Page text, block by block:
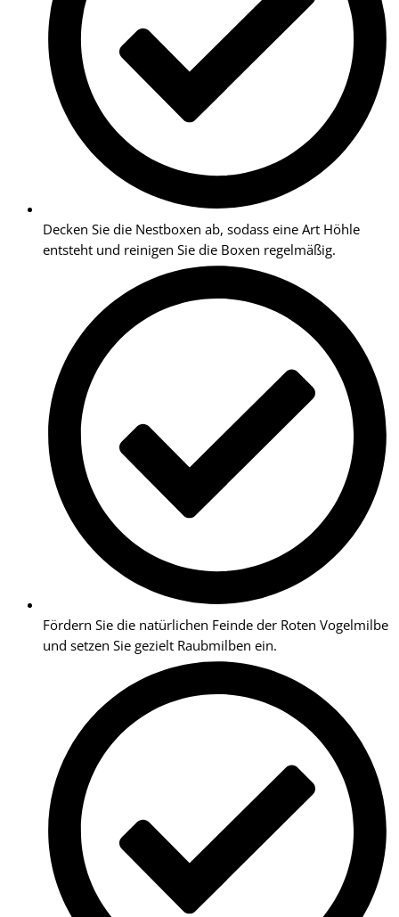
Decken Sie die Nestboxen ab, sodass eine Art Höhle
entsteht und reinigen Sie die Boxen regelmäßig.
Fördern Sie die natürlichen Feinde der Roten Vogelmilbe
und setzen Sie gezielt Raubmilben ein.